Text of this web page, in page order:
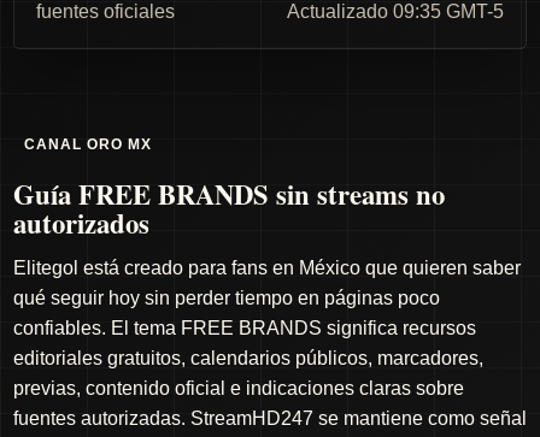
fuentes oficiales Actualizado 09:35 GMT-5
CANAL ORO MX
Guía FREE BRANDS sin streams no
autorizados
Elitegol está creado para fans en México que quieren saber
qué seguir hoy sin perder tiempo en páginas poco
confiables. El tema FREE BRANDS significa recursos
editoriales gratuitos, calendarios públicos, marcadores,
previas, contenido oficial e indicaciones claras sobre
fuentes autorizadas. StreamHD247 se mantiene como señal